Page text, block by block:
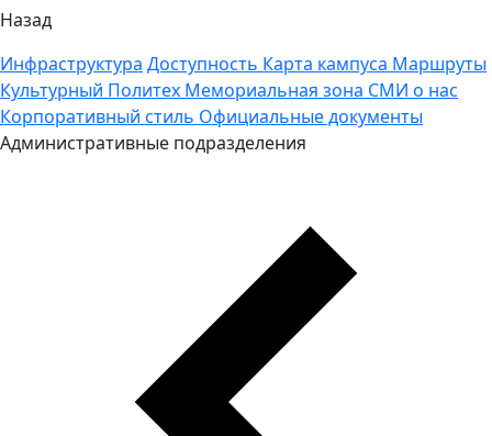
Назад
Инфраструктура Доступность Карта кампуса Маршруты
Культурный Политех Мемориальная зона СМИ о нас
Корпоративный стиль Официальные документы
Административные подразделения